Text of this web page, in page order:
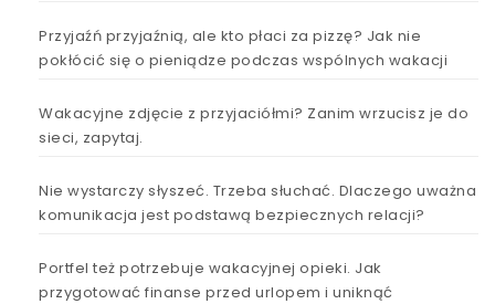
Przyjaźń przyjaźnią, ale kto płaci za pizzę? Jak nie
pokłócić się o pieniądze podczas wspólnych wakacji
Wakacyjne zdjęcie z przyjaciółmi? Zanim wrzucisz je do
sieci, zapytaj.
Nie wystarczy słyszeć. Trzeba słuchać. Dlaczego uważna
komunikacja jest podstawą bezpiecznych relacji?
Portfel też potrzebuje wakacyjnej opieki. Jak
przygotować finanse przed urlopem i uniknąć